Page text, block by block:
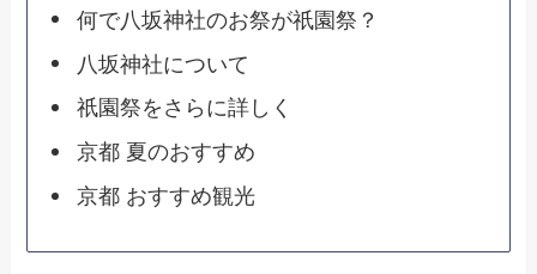
何で八坂神社のお祭が祇園祭？
八坂神社について
祇園祭をさらに詳しく
京都 夏のおすすめ
京都 おすすめ観光